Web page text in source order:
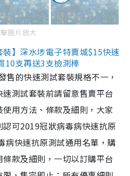
圖片放大
】深水埗電子特賣城$15快速
10支再送3支檢測棒
售的快速測試套裝規格不一，
測試套裝前請留意售賣平台
用方法、條款及細則，大家
可2019冠狀病毒病快速抗原
病快速抗原測試通用名單，購
款及細則，一切以訂購平台